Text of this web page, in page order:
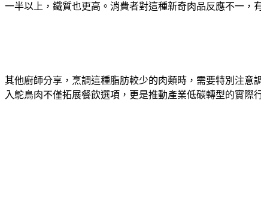
一半以上，鐵質也更高。消費者對這種新奇肉品反應不一，
其他廚師分享，烹調這種脂肪較少的肉類時，需要特別注
入鴕鳥肉不僅拓展餐飲選項，更是推動產業低碳轉型的實